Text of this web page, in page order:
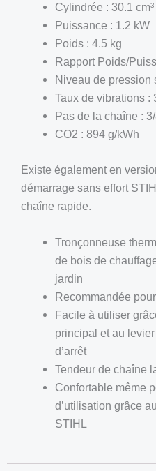
Cylindrée : 30.1 cm³
Puissance : 1.2 kW
Poids : 4.5 kg
Rapport Poids/
Niveau de pression
Taux de vibrations :
Pas de la chaîne : 3/
CO2 : 894 g/kWh
Existe également en
démarrage sans effort
chaîne rapide.
Tronçonneuse
de bois de
jardin
Recommandée
Facile à utiliser
principal et au
d’arrêt
Tendeur de chaîne
Confortable même
d’utilisation grâce
STIHL